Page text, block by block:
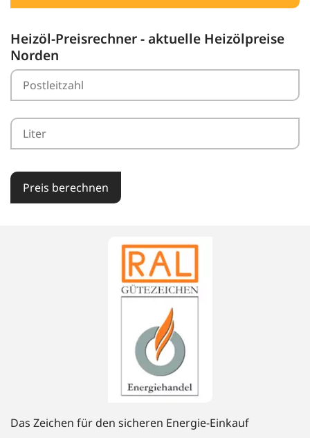
Heizöl-Preisrechner - aktuelle Heizölpreise
Norden
Preis berechnen
Das Zeichen für den sicheren Energie-Einkauf